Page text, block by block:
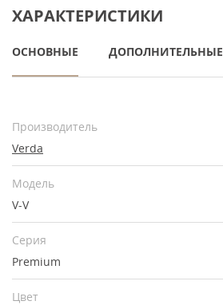
ХАРАКТЕРИСТИКИ
ОСНОВНЫЕ ДОПОЛНИТЕЛЬНЫЕ
Производитель
Verda
Модель
V-V
Серия
Premium
Цвет